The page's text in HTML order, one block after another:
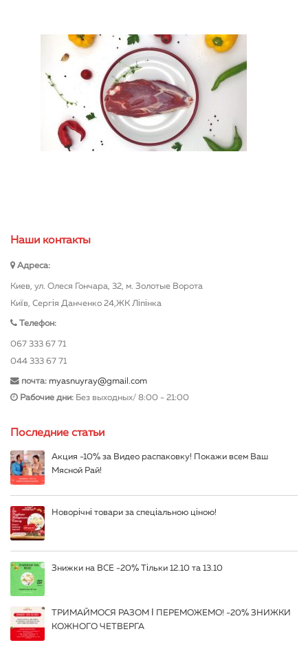
Наши контакты
Адреса:
Киев, ул. Олеся Гончара, 32, м. Золотые Ворота
Київ, Сергія Данченко 24,ЖК Ліпінка
Телефон:
067 333 67 71
044 333 67 71
почта: myasnuyray@gmail.com
Рабочие дни: Без выходных/ 8:00 - 21:00
Последние статьи
Акция -10% за Видео распаковку! Покажи всем Ваш
Мясной Рай!
Новорічні товари за спеціальною ціною!
Знижки на ВСЕ -20% Тільки 12.10 та 13.10
ТРИМАЙМОСЯ РАЗОМ І ПЕРЕМОЖЕМО! -20% ЗНИЖКИ
КОЖНОГО ЧЕТВЕРГА